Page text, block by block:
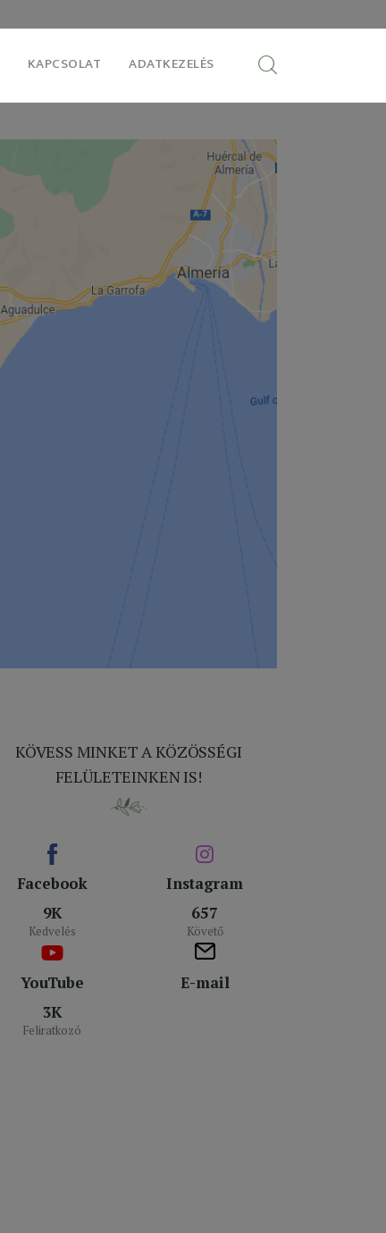
KAPCSOLAT ADATKEZELÉS
KÖVESS MINKET A KÖZÖSSÉGI
FELÜLETEINKEN IS!
Facebook
9K
Kedvelés
Instagram
657
Követő
YouTube
3K
Feliratkozó
E-mail